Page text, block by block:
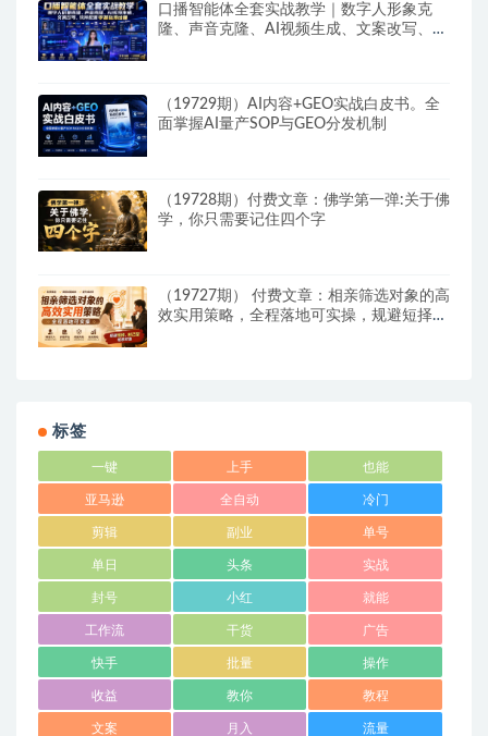
口播智能体全套实战教学｜数字人形象克
隆、声音克隆、AI视频生成、文案改写、软
（19729期）AI内容+GEO实战白皮书。全
面掌握AI量产SOP与GEO分发机制
（19728期）付费文章：佛学第一弹:关于佛
学，你只需要记住四个字
（19727期） 付费文章：相亲筛选对象的高
效实用策略，全程落地可实操，规避短择、
标签
一键 上手 也能
亚马逊 全自动 冷门
剪辑 副业 单号
单日 头条 实战
封号 小红 就能
工作流 干货 广告
快手 批量 操作
收益 教你 教程
文案 月入 流量